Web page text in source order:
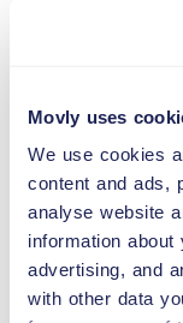
Movly uses
We use cookies
content and ads,
analyse website
information
advertising, and
with other data
SIÈGE
9–18 kg
15–36 kg